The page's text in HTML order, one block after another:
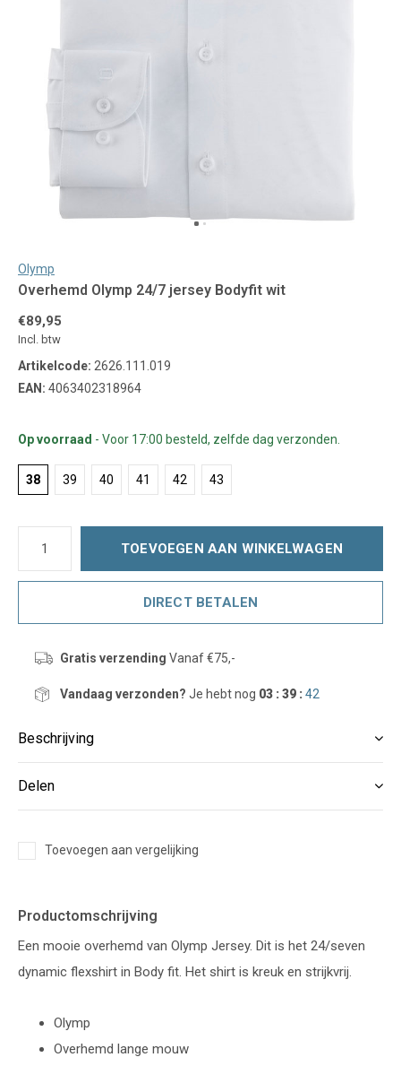
Olymp
Overhemd Olymp 24/7 jersey Bodyfit wit
€89,95
Incl. btw
Artikelcode: 2626.111.019
EAN: 4063402318964
Op voorraad - Voor 17:00 besteld, zelfde dag verzonden.
38 39 40 41 42 43
TOEVOEGEN AAN WINKELWAGEN
DIRECT BETALEN
Gratis verzending Vanaf €75,-
Vandaag verzonden? Je hebt nog 03 : 39 :41
Beschrijving
Delen
Toevoegen aan vergelijking
Productomschrijving
Een mooie overhemd van Olymp Jersey. Dit is het 24/seven
dynamic flexshirt in Body fit. Het shirt is kreuk en strijkvrij.
Olymp
Overhemd lange mouw